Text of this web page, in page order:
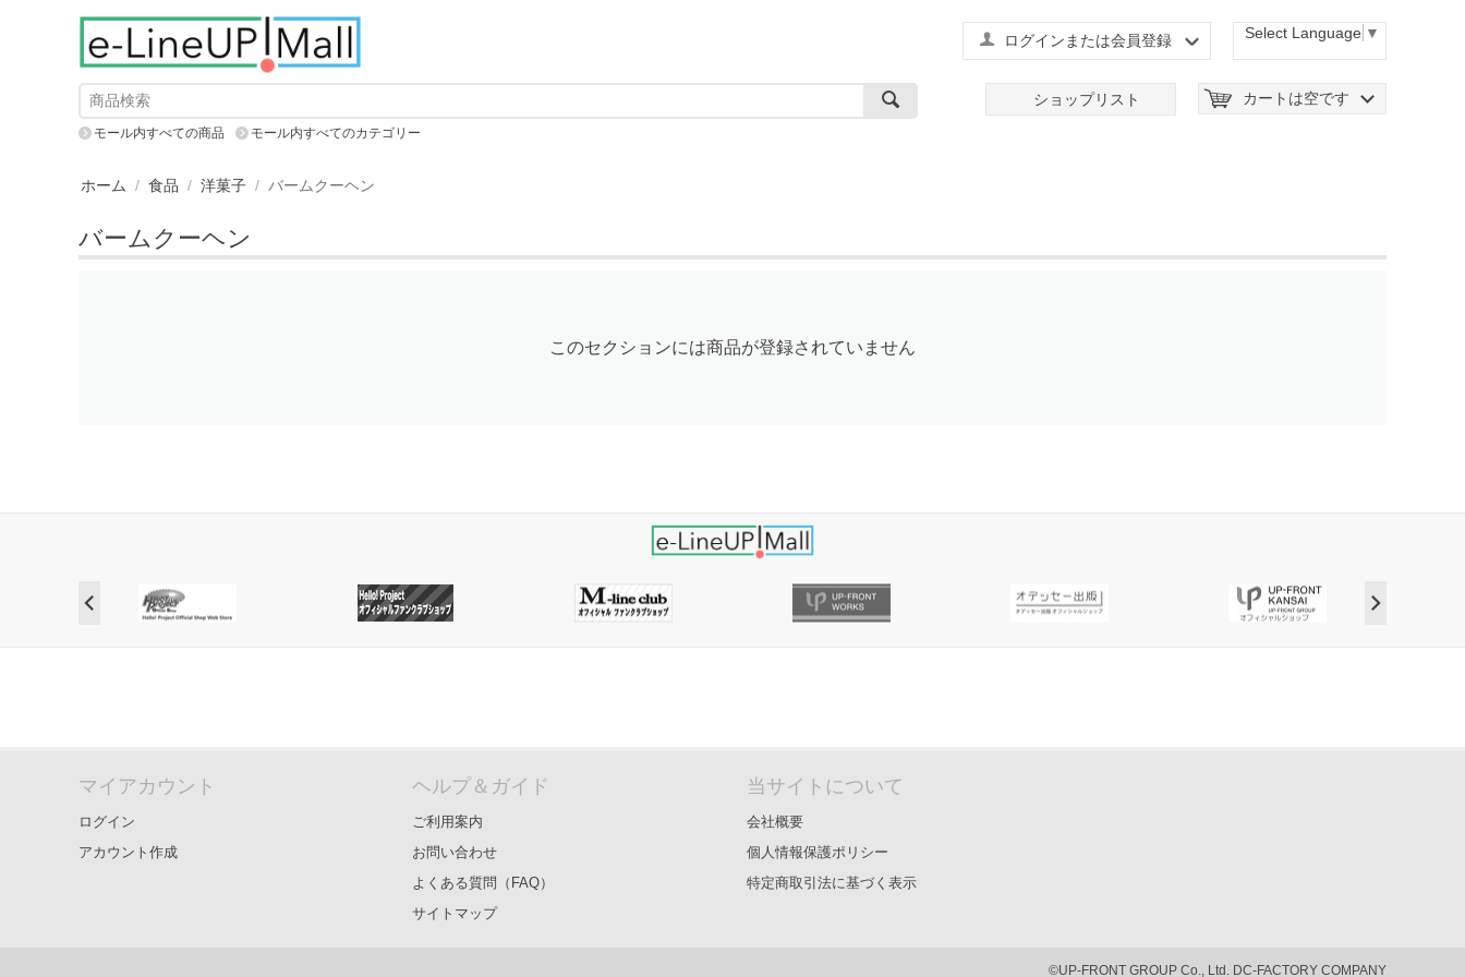
Select Language ▼
ログインまたは会員登録
カートは空です
ショップリスト
モール内すべての商品 モール内すべてのカテゴリー
ホーム / 食品 / 洋菓子 / バームクーヘン
バームクーヘン
このセクションには商品が登録されていません
マイアカウント
ログイン
アカウント作成
ヘルプ＆ガイド
ご利用案内
お問い合わせ
よくある質問（FAQ）
サイトマップ
当サイトについて
会社概要
個人情報保護ポリシー
特定商取引法に基づく表示
©UP-FRONT GROUP Co., Ltd. DC-FACTORY COMPANY